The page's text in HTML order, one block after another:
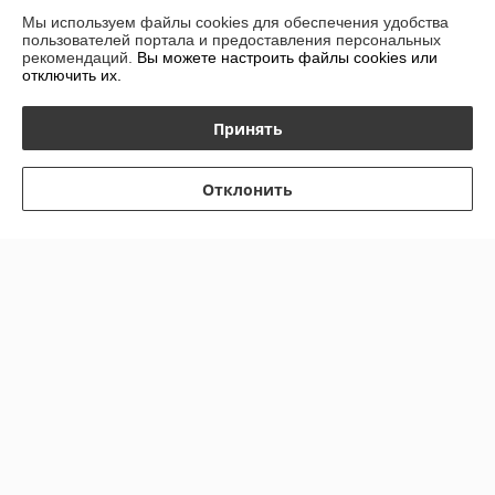
Доставка и оплата
График работы
Политика обработки cookies
Мы используем файлы cookies для обеспечения удобства
пользователей портала и предоставления персональных
рекомендаций. Вы можете настроить файлы cookies или
отключить их.
Принять
Отклонить